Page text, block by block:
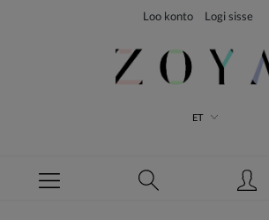
Loo konto Logi sisse
ET